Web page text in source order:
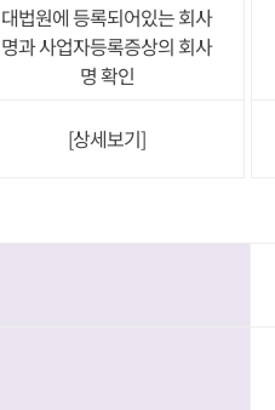
대법원에 등록되어있는 회사
명과 사업자등록증상의 회사
명 확인
[상세보기]